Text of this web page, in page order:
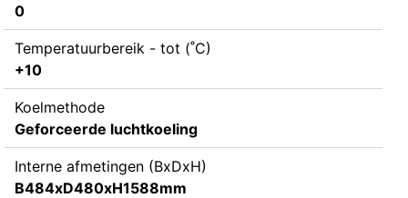
0
Temperatuurbereik - tot (˚C)
+10
Koelmethode
Geforceerde luchtkoeling
Interne afmetingen (BxDxH)
B484xD480xH1588mm